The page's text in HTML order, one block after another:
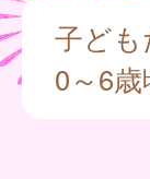
子ども
0～6